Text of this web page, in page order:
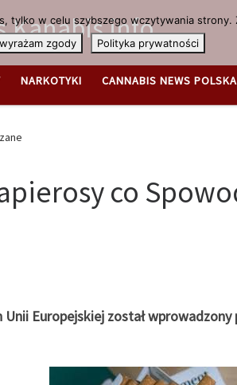
NARKOTYKI CANNABIS NEWS POLSKA
co
Unii Europejskiej został
w celu szybszego wczytywania
zgody Polityka prywatności